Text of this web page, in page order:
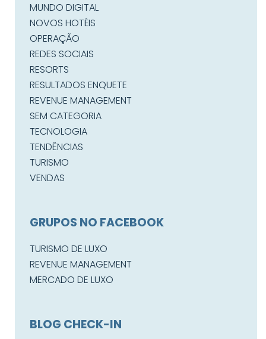
MUNDO DIGITAL
NOVOS HOTÉIS
OPERAÇÃO
REDES SOCIAIS
RESORTS
RESULTADOS ENQUETE
REVENUE MANAGEMENT
SEM CATEGORIA
TECNOLOGIA
TENDÊNCIAS
TURISMO
VENDAS
GRUPOS NO FACEBOOK
TURISMO DE LUXO
REVENUE MANAGEMENT
MERCADO DE LUXO
BLOG CHECK-IN